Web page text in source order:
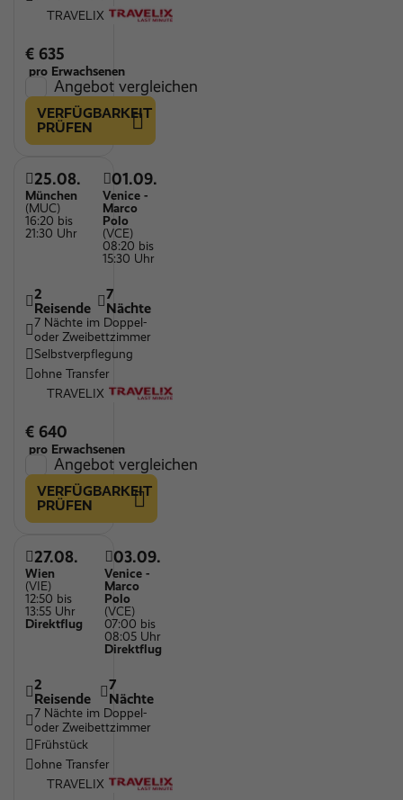
TRAVELIX
€ 635
pro Erwachsenen
Angebot vergleichen
VERFÜGBARKEIT
PRÜFEN
25.08.
München
(MUC)
16:20 bis
21:30 Uhr
01.09.
Venice -
Marco
Polo
(VCE)
08:20 bis
15:30 Uhr
2
Reisende
7
Nächte
7 Nächte im Doppel-
oder Zweibettzimmer
Selbstverpflegung
ohne Transfer
TRAVELIX
€ 640
pro Erwachsenen
Angebot vergleichen
VERFÜGBARKEIT
PRÜFEN
27.08.
Wien
(VIE)
12:50 bis
13:55 Uhr
Direktflug
03.09.
Venice -
Marco
Polo
(VCE)
07:00 bis
08:05 Uhr
Direktflug
2
Reisende
7
Nächte
7 Nächte im Doppel-
oder Zweibettzimmer
Frühstück
ohne Transfer
TRAVELIX